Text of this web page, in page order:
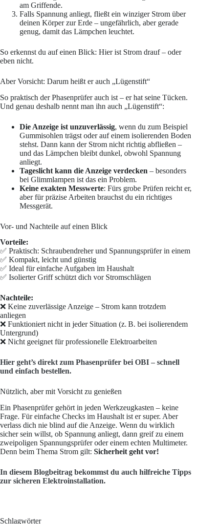
am Griffende.
Falls Spannung anliegt, fließt ein winziger Strom über
deinen Körper zur Erde – ungefährlich, aber gerade
genug, damit das Lämpchen leuchtet.
So erkennst du auf einen Blick: Hier ist Strom drauf – oder
eben nicht.
Aber Vorsicht: Darum heißt er auch „Lügenstift“
So praktisch der Phasenprüfer auch ist – er hat seine Tücken.
Und genau deshalb nennt man ihn auch „Lügenstift“:
Die Anzeige ist unzuverlässig, wenn du zum Beispiel
Gummisohlen trägst oder auf einem isolierenden Boden
stehst. Dann kann der Strom nicht richtig abfließen –
und das Lämpchen bleibt dunkel, obwohl Spannung
anliegt.
Tageslicht kann die Anzeige verdecken – besonders
bei Glimmlampen ist das ein Problem.
Keine exakten Messwerte: Fürs grobe Prüfen reicht er,
aber für präzise Arbeiten brauchst du ein richtiges
Messgerät.
Vor- und Nachteile auf einen Blick
Vorteile:
✅ Praktisch: Schraubendreher und Spannungsprüfer in einem
✅ Kompakt, leicht und günstig
✅ Ideal für einfache Aufgaben im Haushalt
✅ Isolierter Griff schützt dich vor Stromschlägen
Nachteile:
❌ Keine zuverlässige Anzeige – Strom kann trotzdem
anliegen
❌ Funktioniert nicht in jeder Situation (z. B. bei isolierendem
Untergrund)
❌ Nicht geeignet für professionelle Elektroarbeiten
Hier geht’s direkt zum Phasenprüfer bei OBI – schnell
und einfach bestellen.
Nützlich, aber mit Vorsicht zu genießen
Ein Phasenprüfer gehört in jeden Werkzeugkasten – keine
Frage. Für einfache Checks im Haushalt ist er super. Aber
verlass dich nie blind auf die Anzeige. Wenn du wirklich
sicher sein willst, ob Spannung anliegt, dann greif zu einem
zweipoligen Spannungsprüfer oder einem echten Multimeter.
Denn beim Thema Strom gilt: Sicherheit geht vor!
In diesem Blogbeitrag bekommst du auch hilfreiche Tipps
zur sicheren Elektroinstallation.
Schlagwörter